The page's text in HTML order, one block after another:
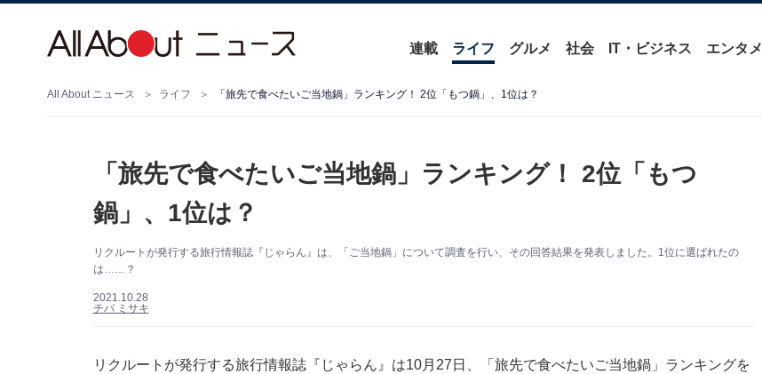
連載 ライフ グルメ 社会 IT・ビジネス エンタメ
All About ニュース ライフ 「旅先で食べたいご当地鍋」ランキング！ 2位「もつ鍋」、1位は？
「旅先で食べたいご当地鍋」ランキング！ 2位「もつ
鍋」、1位は？
リクルートが発行する旅行情報誌『じゃらん』は、「ご当地鍋」について調査を行い、その回答結果を発表しました。1位に選ばれたの
は……？
2021.10.28
チバ ミサキ
リクルートが発行する旅行情報誌『じゃらん』は10月27日、「旅先で食べたいご当地鍋」ランキングを